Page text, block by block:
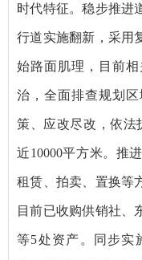
时代特征。稳步推进
行道实施翻新，采用
始路面肌理，目前
治，全面排查规划
策、应改尽改，依法
近10000平方米。推
租赁、拍卖、置换等
目前已收购供销社、
等5处资产。同步实